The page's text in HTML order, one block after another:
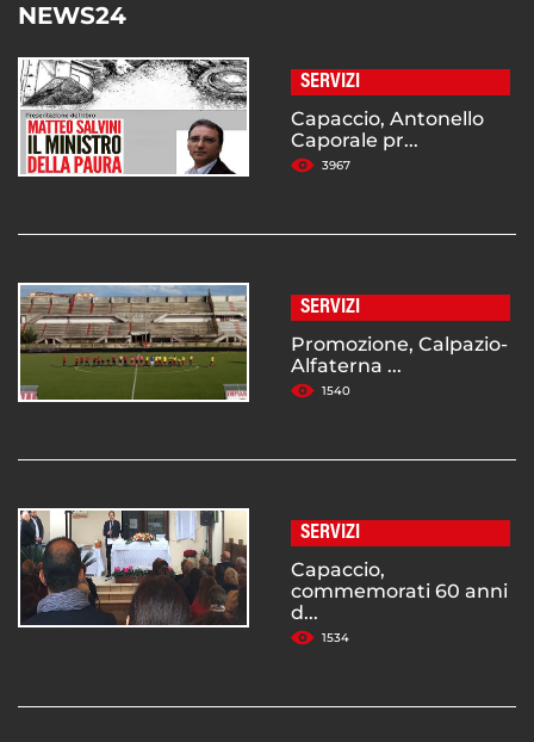
NEWS24
SERVIZI
Capaccio, Antonello
Caporale pr...
3967
SERVIZI
Promozione, Calpazio-
Alfaterna ...
1540
SERVIZI
Capaccio,
commemorati 60 anni
d...
1534